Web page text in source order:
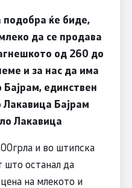
подобра ќе биде,
да се продава
од 260 до
и за нас да има
единствен
Бајрам
Лакавица
и во штипска
што останал да
на млекото и